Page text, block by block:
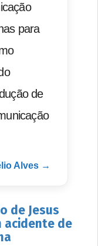
para
de
Alves →
de Jesus
acidente de